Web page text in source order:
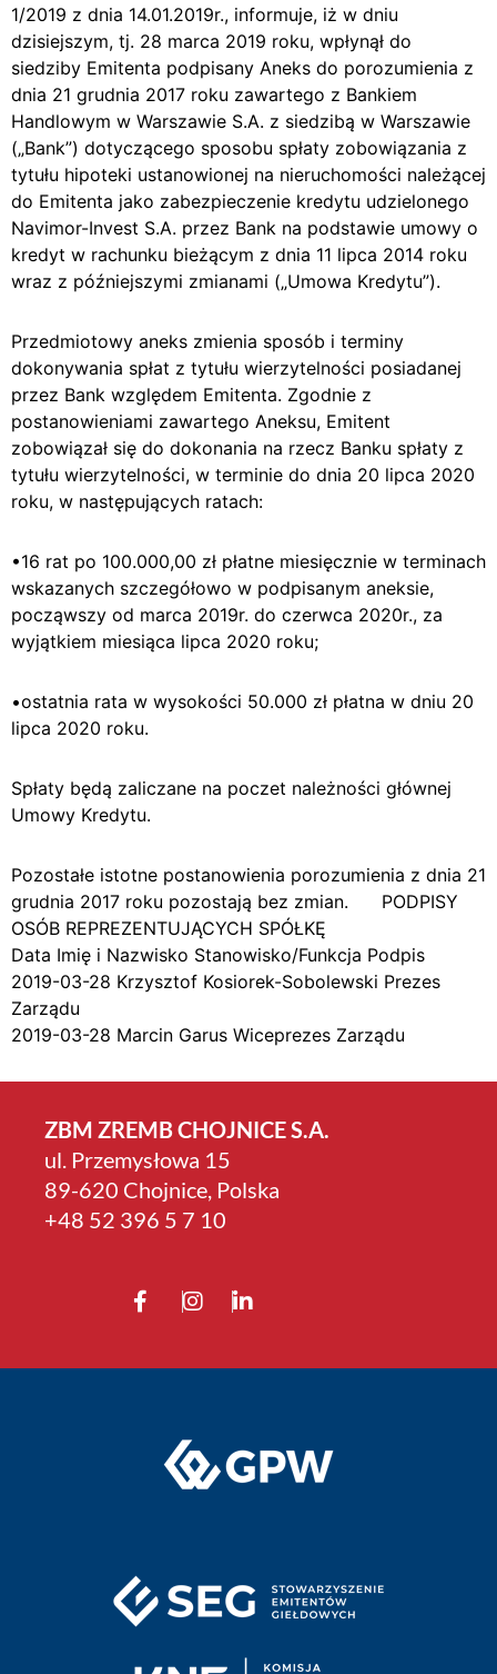
1/2019 z dnia 14.01.2019r., informuje, iż w dniu
dzisiejszym, tj. 28 marca 2019 roku, wpłynął do
siedziby Emitenta podpisany Aneks do porozumienia z
dnia 21 grudnia 2017 roku zawartego z Bankiem
Handlowym w Warszawie S.A. z siedzibą w Warszawie
(„Bank”) dotyczącego sposobu spłaty zobowiązania z
tytułu hipoteki ustanowionej na nieruchomości należącej
do Emitenta jako zabezpieczenie kredytu udzielonego
Navimor-Invest S.A. przez Bank na podstawie umowy o
kredyt w rachunku bieżącym z dnia 11 lipca 2014 roku
wraz z późniejszymi zmianami („Umowa Kredytu”).
Przedmiotowy aneks zmienia sposób i terminy
dokonywania spłat z tytułu wierzytelności posiadanej
przez Bank względem Emitenta. Zgodnie z
postanowieniami zawartego Aneksu, Emitent
zobowiązał się do dokonania na rzecz Banku spłaty z
tytułu wierzytelności, w terminie do dnia 20 lipca 2020
roku, w następujących ratach:
•16 rat po 100.000,00 zł płatne miesięcznie w terminach
wskazanych szczegółowo w podpisanym aneksie,
począwszy od marca 2019r. do czerwca 2020r., za
wyjątkiem miesiąca lipca 2020 roku;
•ostatnia rata w wysokości 50.000 zł płatna w dniu 20
lipca 2020 roku.
Spłaty będą zaliczane na poczet należności głównej
Umowy Kredytu.
Pozostałe istotne postanowienia porozumienia z dnia 21
grudnia 2017 roku pozostają bez zmian. PODPISY
OSÓB REPREZENTUJĄCYCH SPÓŁKĘ
Data Imię i Nazwisko Stanowisko/Funkcja Podpis
2019-03-28 Krzysztof Kosiorek-Sobolewski Prezes
Zarządu
2019-03-28 Marcin Garus Wiceprezes Zarządu
ZBM ZREMB CHOJNICE S.A.
ul. Przemysłowa 15
89-620 Chojnice, Polska
+4­8 52 396 5 7 10